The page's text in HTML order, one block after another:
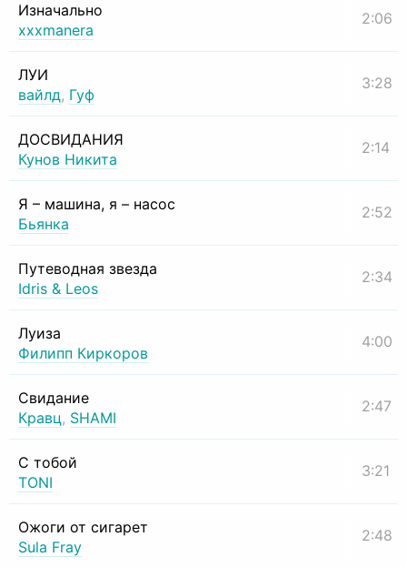
Изначально
xxxmanera
2:06
ЛУИ
вайлд, Гуф
3:28
ДОСВИДАНИЯ
Кунов Никита
2:14
Я – машина, я – насос
Бьянка
2:52
Путеводная звезда
Idris & Leos
2:34
Луиза
Филипп Киркоров
4:00
Свидание
Кравц, SHAMI
2:47
С тобой
TONI
3:21
Ожоги от сигарет
Sula Fray
2:48